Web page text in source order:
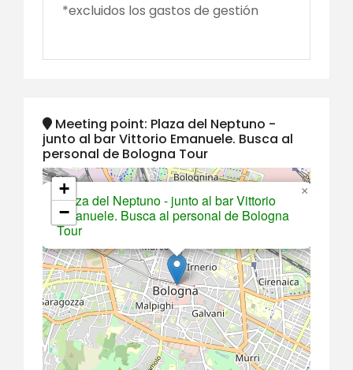
*excluidos los gastos de gestión
Meeting point: Plaza del Neptuno -
junto al bar Vittorio Emanuele. Busca al
personal de Bologna Tour
Plaza del Neptuno - junto al bar Vittorio
Emanuele. Busca al personal de Bologna
Tour
×
+
−